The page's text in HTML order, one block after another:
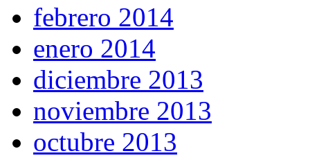
febrero 2014
enero 2014
diciembre 2013
noviembre 2013
octubre 2013